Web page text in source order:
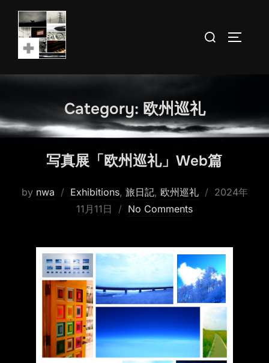
Skip
content
Search
Category: 欧州巡礼
写真展「欧州巡礼」Web篇
by nwa Exhibitions, 旅日記, 欧州巡礼
Posted
2024年
11月11日
No Comments